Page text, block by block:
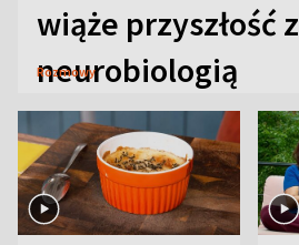
wiąże przyszłość z
neurobiologią
Rozmowy